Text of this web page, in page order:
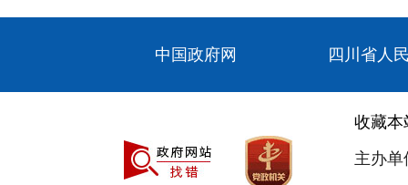
中国政府网 四川省人
收藏本
主办